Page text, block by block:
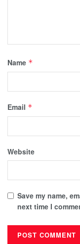
Name *
Email *
Website
Save my name,
next time I